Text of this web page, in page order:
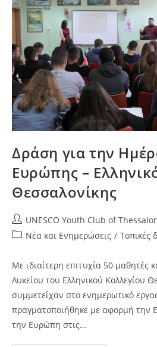
Εκπαιδευτική
Ημερίδα
[8.6.2019]
Δράση για την
Ευρώπης –
Θεσσαλονίκης
Post
author:
UNESCO Youth Club of
PostΝέα και Ενημερώσεις / Τοπικές
Με ιδιαίτερη επιτυχία 50 μαθητές
Λυκείου του Ελληνικού Κολλεγίου
συμμετείχαν στο ενημερωτικό
πραγματοποιήθηκε με αφορμή την
την Ευρώπη στις…